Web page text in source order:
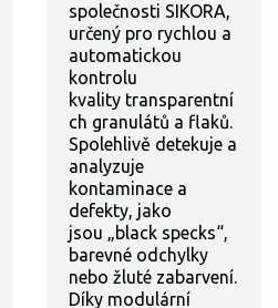
společnosti SIKORA,
určený pro rychlou a
automatickou
kontrolu
kvality transparentní
ch granulátů a flaků.
Spolehlivě detekuje a
analyzuje
kontaminace a
defekty, jako
jsou „black specks“,
barevné odchylky
nebo žluté zabarvení.
Díky modulární